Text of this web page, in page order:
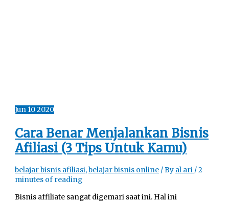
Jun 102020
Cara Benar Menjalankan Bisnis
Afiliasi (3 Tips Untuk Kamu)
belajar bisnis afiliasi,belajar bisnis online / By al ari /2
minutes of reading
Bisnis affiliate sangat digemari saat ini. Hal ini